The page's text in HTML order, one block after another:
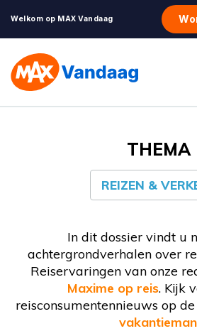
Welkom op MAX Vandaag
THEMA
REIZEN &
In dit dossier vindt u
achtergrondverhalen over
Reiservaringen van onze
Maxime op reis. Kijk
reisconsumentennieuws op
vakantieman